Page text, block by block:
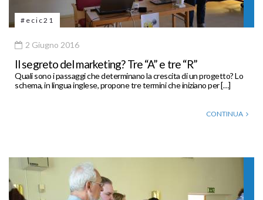
#ecic21
2 Giugno 2016
Il segreto del marketing? Tre “A” e tre “R”
Quali sono i passaggi che determinano la crescita di un progetto? Lo
schema, in lingua inglese, propone tre termini che iniziano per […]
CONTINUA